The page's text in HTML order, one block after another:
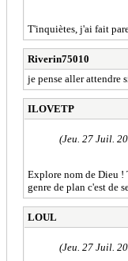
T'inquiètes, j'ai fait
Riverin75010
je pense aller attendre
ILOVETP
(Jeu. 27 Juil.
Explore nom de Dieu !
genre de plan c'est de
LOUL
(Jeu. 27 Juil.